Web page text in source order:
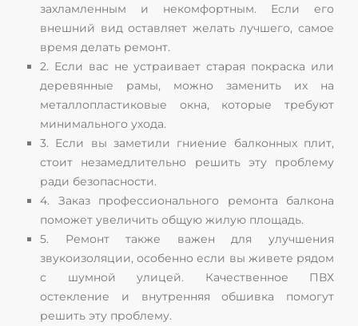
захламленным и некомфортным. Если его
внешний вид оставляет желать лучшего, самое
время делать ремонт.
2. Если вас не устраивает старая покраска или
деревянные рамы, можно заменить их на
металлопластиковые окна, которые требуют
минимального ухода.
3. Если вы заметили гниение балконных плит,
стоит незамедлительно решить эту проблему
ради безопасности.
4. Заказ профессионального ремонта балкона
поможет увеличить общую жилую площадь.
5. Ремонт также важен для улучшения
звукоизоляции, особенно если вы живете рядом
с шумной улицей. Качественное ПВХ
остекление и внутренняя обшивка помогут
решить эту проблему.